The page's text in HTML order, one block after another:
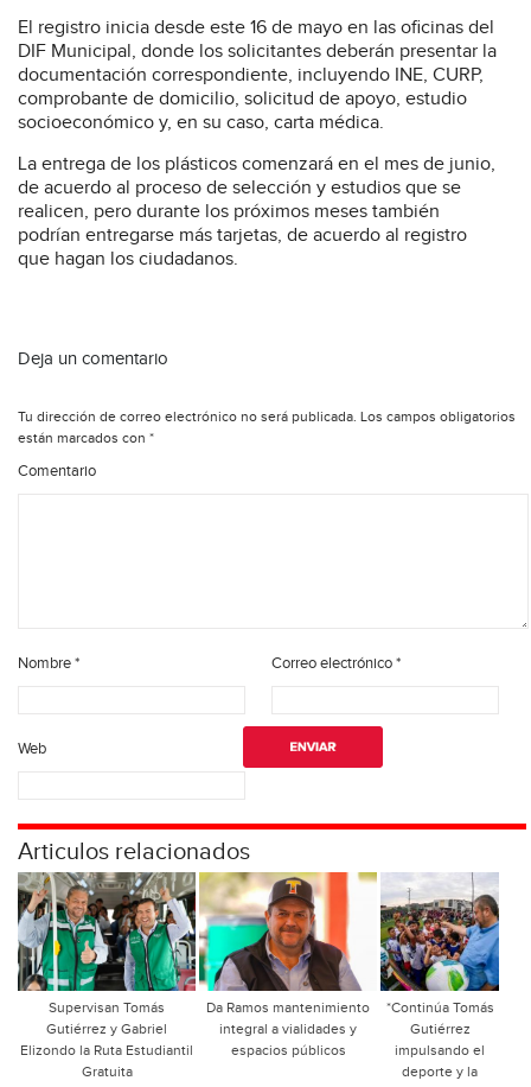
El registro inicia desde este 16 de mayo en las oficinas del
DIF Municipal, donde los solicitantes deberán presentar la
documentación correspondiente, incluyendo INE, CURP,
comprobante de domicilio, solicitud de apoyo, estudio
socioeconómico y, en su caso, carta médica.
La entrega de los plásticos comenzará en el mes de junio,
de acuerdo al proceso de selección y estudios que se
realicen, pero durante los próximos meses también
podrían entregarse más tarjetas, de acuerdo al registro
que hagan los ciudadanos.
Deja un comentario
Tu dirección de correo electrónico no será publicada. Los campos obligatorios
están marcados con *
Comentario
Nombre* Correo electrónico*
Web
Articulos relacionados
Supervisan Tomás
Gutiérrez y Gabriel
Elizondo la Ruta Estudiantil
Gratuita
Da Ramos mantenimiento
integral a vialidades y
espacios públicos
*Continúa Tomás
Gutiérrez
impulsando el
deporte y la